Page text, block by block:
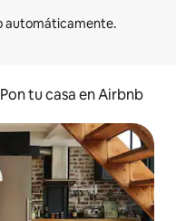
Pon tu casa en Airbnb